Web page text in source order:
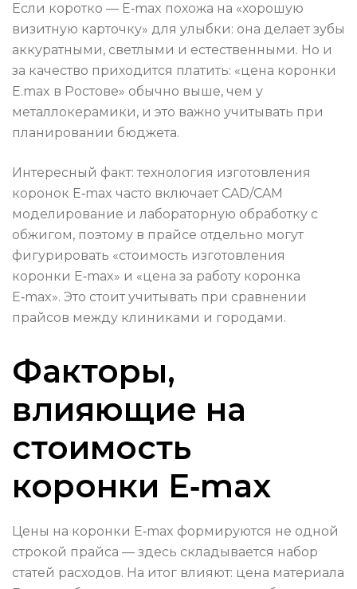
Если коротко — E‑max похожа на «хорошую
визитную карточку» для улыбки: она делает зубы
аккуратными, светлыми и естественными. Но и
за качество приходится платить: «цена коронки
E.max в Ростове» обычно выше, чем у
металлокерамики, и это важно учитывать при
планировании бюджета.
Интересный факт: технология изготовления
коронок E‑max часто включает CAD/CAM
моделирование и лабораторную обработку с
обжигом, поэтому в прайсе отдельно могут
фигурировать «стоимость изготовления
коронки E‑max» и «цена за работу коронка
E‑max». Это стоит учитывать при сравнении
прайсов между клиниками и городами.
Факторы,
влияющие на
стоимость
коронки E‑max
Цены на коронки E‑max формируются не одной
строкой прайса — здесь складывается набор
статей расходов. На итог влияют: цена материала